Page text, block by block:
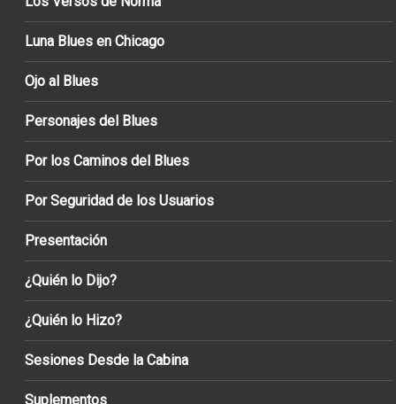
Luna Blues en Chicago
Ojo al Blues
Personajes del Blues
Por los Caminos del Blues
Por Seguridad de los Usuarios
Presentación
¿Quién lo Dijo?
¿Quién lo Hizo?
Sesiones Desde la Cabina
Suplementos